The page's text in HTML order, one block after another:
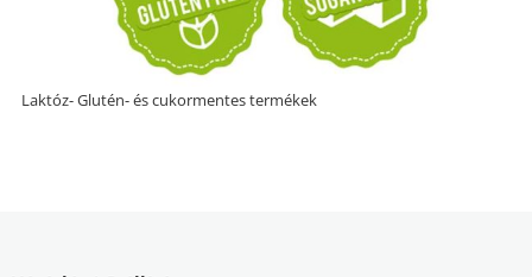
Laktóz- Glutén- és cukormentes termékek